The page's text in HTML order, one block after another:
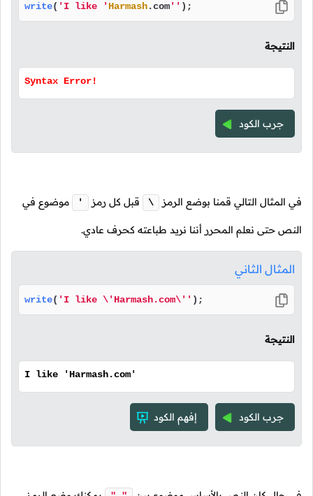
write( 'I like 'Harmash.com'' );
النتيجة
Syntax Error!
جرب الكود
في المثال التالي قمنا بوضع الرمز \ قبل كل رمز ' موضوع في
النص حتى نعلم المحرر أننا نريد طباعته كحرف عادي.
المثال الثاني
write( 'I like \'Harmash.com\'' );
النتيجة
I like 'Harmash.com'
جرب الكود إفهم الكود